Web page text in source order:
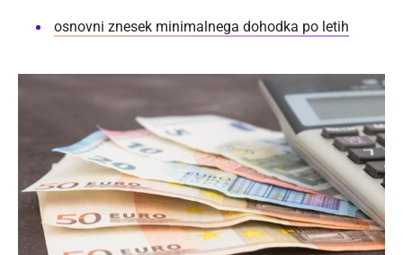
osnovni znesek minimalnega dohodka po letih